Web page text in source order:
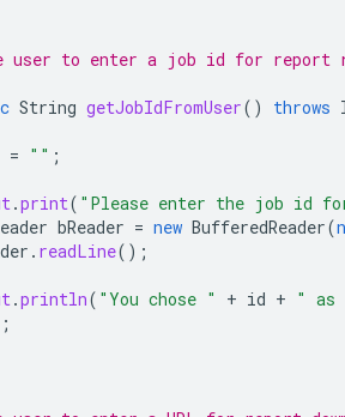
user to enter a job id for report
String getJobIdFromUser() throws
= "" ;
.print( "Please enter the job id
bReader = new BufferedReader(
. readLine();
.println( "You chose " + id + " as
;